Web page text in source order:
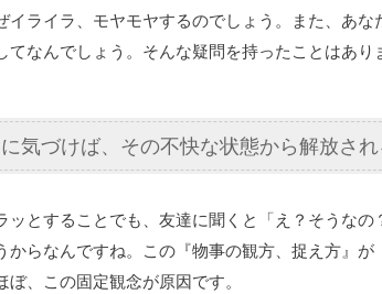
イライラ、モヤモヤするのでしょう。また、あ
てなんでしょう。そんな疑問を持ったことはあり
気づけば、その不快な状態から解放され
ッとすることでも、友達に聞くと「え？そうな
からなんですね。この『物事の観方、捉え方』が
ぼ、この固定観念が原因です。